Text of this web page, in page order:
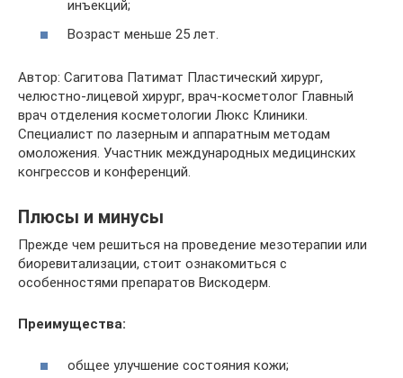
инъекций;
Возраст меньше 25 лет.
Автор: Сагитова Патимат Пластический хирург,
челюстно-лицевой хирург, врач-косметолог Главный
врач отделения косметологии Люкс Клиники.
Специалист по лазерным и аппаратным методам
омоложения. Участник международных медицинских
конгрессов и конференций.
Плюсы и минусы
Прежде чем решиться на проведение мезотерапии или
биоревитализации, стоит ознакомиться с
особенностями препаратов Вискодерм.
Преимущества:
общее улучшение состояния кожи;